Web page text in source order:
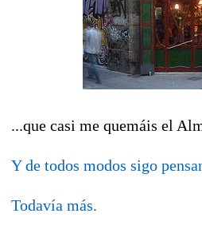
...que casi me quemáis el
Y de todos modos sigo
Todavía más.